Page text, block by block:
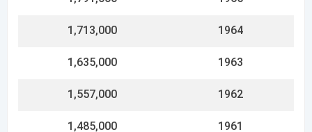
1955
1,010,000
1954
935,000
1953
869,000
1952
804,000